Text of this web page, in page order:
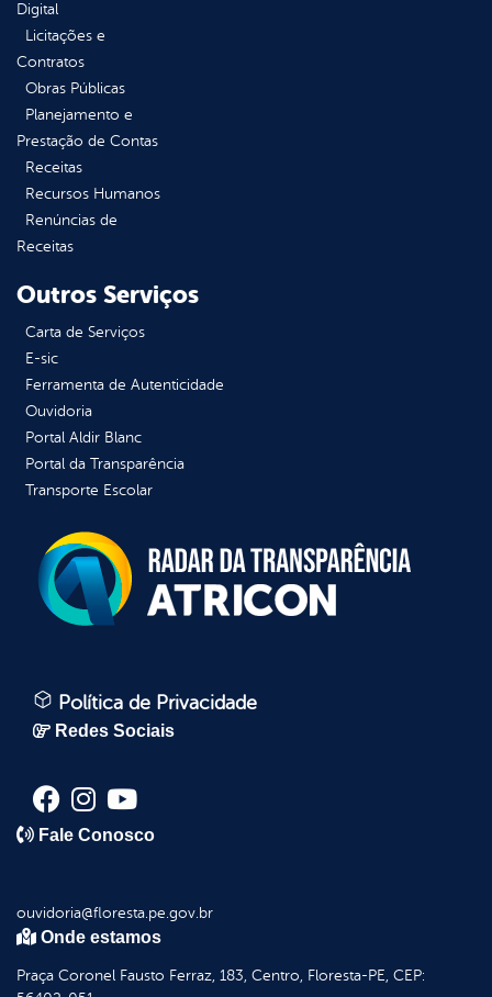
Digital
Licitações e
Contratos
Obras Públicas
Planejamento e
Prestação de Contas
Receitas
Recursos Humanos
Renúncias de
Receitas
Outros Serviços
Carta de Serviços
E-sic
Ferramenta de Autenticidade
Ouvidoria
Portal Aldir Blanc
Portal da Transparência
Transporte Escolar
Política de Privacidade
Redes Sociais
Fale Conosco
ouvidoria@floresta.pe.gov.br
Onde estamos
Praça Coronel Fausto Ferraz, 183, Centro, Floresta-PE, CEP: